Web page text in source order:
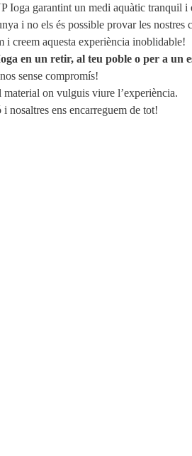
Ioga garantint un medi aquàtic tranquil i
i no els és possible provar les nostres
i creem aquesta experiència inoblidable!
en un retir, al teu poble o per a un
sense compromís!
material on vulguis viure l’experiència.
nosaltres ens encarreguem de tot!